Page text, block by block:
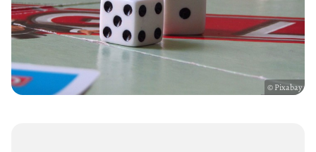
© Pixabay